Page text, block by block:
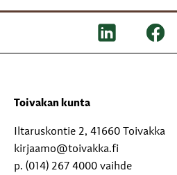
Toivakan kunta
Iltaruskontie 2, 41660 Toivakka
kirjaamo@toivakka.fi
p. (014) 267 4000 vaihde